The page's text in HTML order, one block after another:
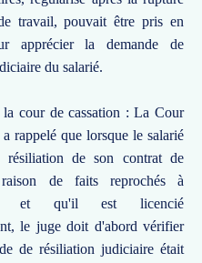
travail, pouvait être pris en
apprécier la demande de
du salarié.
cour de cassation : La Cour
a rappelé que lorsque le salarié
résiliation de son contrat de
de faits reprochés à
et qu'il est licencié
le juge doit d'abord vérifier
de résiliation judiciaire était